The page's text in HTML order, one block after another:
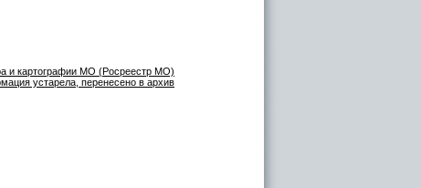
и картографии МО (Росреестр МО)
устарела, перенесено в архив